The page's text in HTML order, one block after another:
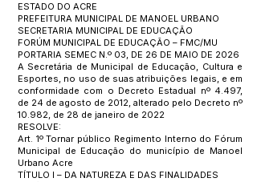
ESTADO DO ACRE
PREFEITURA MUNICIPAL DE MANOEL URBANO
SECRETARIA MUNICIPAL DE EDUCAÇÃO
FORÚM MUNICIPAL DE EDUCAÇÃO – FMC/MU
PORTARIA SEMEC N.º 03, DE 26 DE MAIO DE 2026
A Secretária de Municipal de Educação, Cultura e
Esportes, no uso de suas atribuições legais, e em
conformidade com o Decreto Estadual nº 4.497,
de 24 de agosto de 2012, alterado pelo Decreto nº
10.982, de 28 de janeiro de 2022
RESOLVE:
Art. 1º Tornar público Regimento Interno do Fórum
Municipal de Educação do município de Manoel
Urbano Acre
TÍTULO I – DA NATUREZA E DAS FINALIDADES